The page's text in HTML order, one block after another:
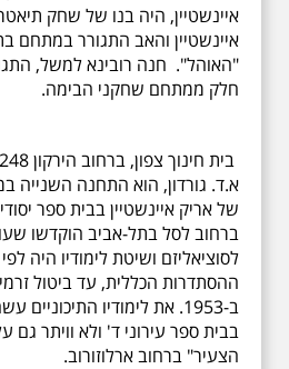
איינשטיין, היה בנו של שחק
איינשטיין והאב התגורר במתחם
"האוהל". חנה רובינא למשל,
חלק ממתחם שחקני הבימה.
א.ד. גורדון, הוא התחנה השנייה
של אריק איינשטיין בבית ספר
ברחוב לסל בתל-אביב הוקדשו
לסוציאליזם ושיטת לימודיו היה
ההסתדרות הכללית, עד ביטול
ב-1953. את לימודיו
בבית ספר עירוני ד' ולא וויתר גם
הצעיר" ברחוב ארלוזורוב.